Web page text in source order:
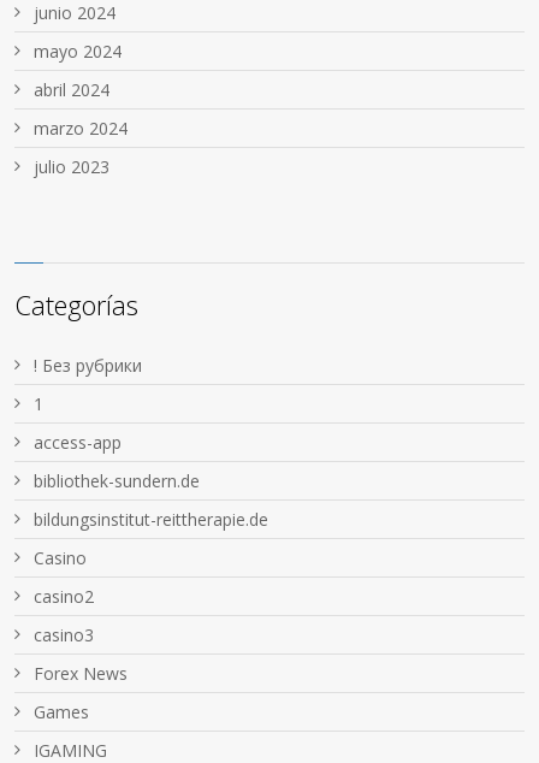
junio 2024
mayo 2024
abril 2024
marzo 2024
julio 2023
Categorías
! Без рубрики
1
access-app
bibliothek-sundern.de
bildungsinstitut-reittherapie.de
Casino
casino2
casino3
Forex News
Games
IGAMING